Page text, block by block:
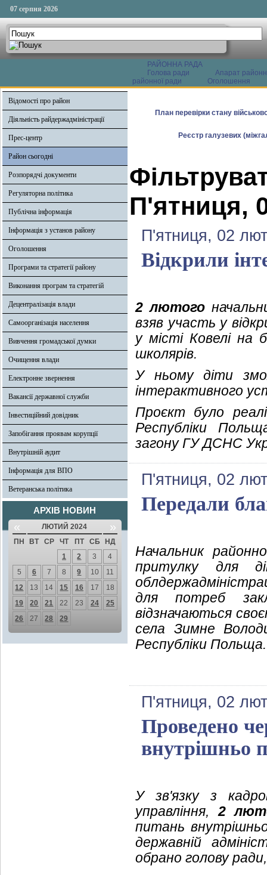
07 серпня 2026
РАЙОННА РАДА
Голова ради
Апарат
районної ради
Оголошення
Відомості про район
Діяльність райдержадміністрації
Прес-центр
Район сьогодні
Розпорядчі документи
Регуляторна політика
Публічна інформація
Інформація з установ району
Оголошення
Програми та стратегії району
Виконання програм та стратегій
Децентралізація влади
Самоорганізація населення
Вивчення громадської думки
Очищення влади
Електронне звернення
Вакансії державної служби
Інвестиційний довідник
Запобігання проявам корупції
Внутрішній аудит
Інформація для ВПО
Ветеранська політика
АРХІВ НОВИН
« ЛЮТИЙ 2024 »
ПН ВТ СР ЧТ ПТ СБ
НД
1
2 3
4
5
6 7 8 9 10
11
12
13 14 15 16 17
18
19
20 21 22 23 24
25
26
27 28 29
План перевірки стану
Реєстр галузевих
П'ятниця,
П'ятниця, 02
Відкрили
2 лютого
взяв участь у
у місті Ковелі на
школярів.
У ньому діти
інтерактивного
Проєкт було
Республіки
загону ГУ ДСНС
П'ятниця, 02
Передали
Начальник
притулку для
для потреб
відзначаються
села Зимне
Республіки Польща.
П'ятниця, 02
Проведено
внутрішньо
У зв'язку з
управління, 2
питань
державній
обрано голову